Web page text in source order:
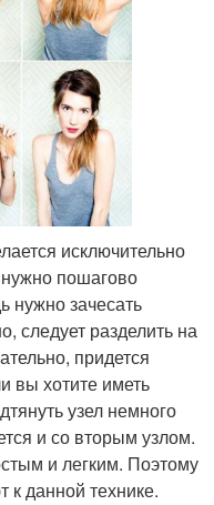
исключительно
пошагово
нужно зачесать
следует разделить на
придется
вы хотите иметь
узел немного
и со вторым узлом.
и легким. Поэтому
к данной технике.